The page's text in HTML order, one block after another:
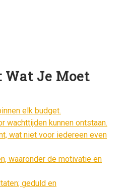
Je Moet
elk budget.
wachttijden kunnen ontstaan.
wat niet voor iedereen even
waaronder de motivatie en
geduld en